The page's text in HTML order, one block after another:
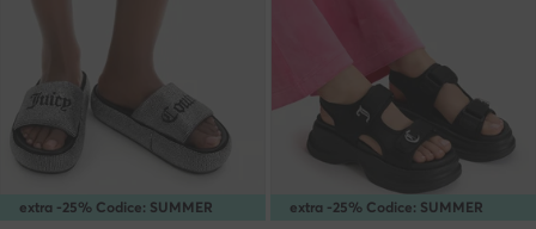
extra -25% Codice: SUMMER extra -25% Codice: SUMMER